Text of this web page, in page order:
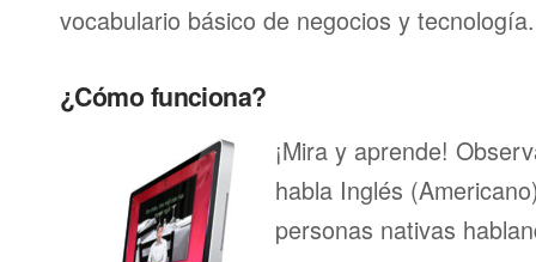
vocabulario básico de negocios y tecnología.
¿Cómo funciona?
¡Mira y aprende!
habla Inglés
personas nativas